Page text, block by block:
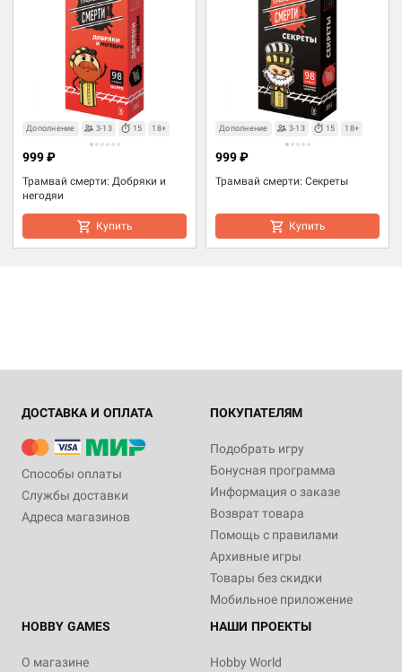
Дополнение 3-13 15 18+
Трамвай смерти: Добряки и
негодяи
999 ₽
Купить
Дополнение 3-13 15 18+
Трамвай смерти: Секреты
999 ₽
Купить
ДОСТАВКА И ОПЛАТА
Способы оплаты
Службы доставки
Адреса магазинов
ПОКУПАТЕЛЯМ
Подобрать игру
Бонусная программа
Информация о заказе
Возврат товара
Помощь с правилами
Архивные игры
Товары без скидки
Мобильное приложение
HOBBY GAMES
О магазине
НАШИ ПРОЕКТЫ
Hobby World